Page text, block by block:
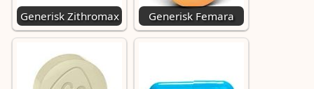
Generisk Zithromax Generisk Femara